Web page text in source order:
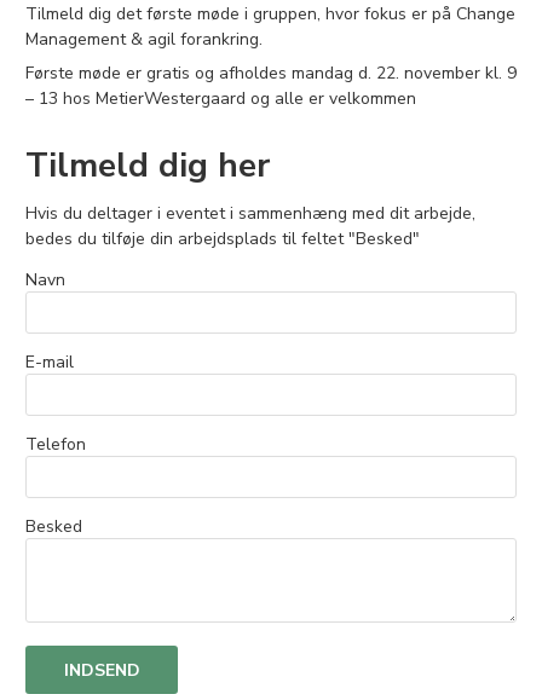
Tilmeld dig det første møde i gruppen, hvor fokus er på Change
Management & agil forankring.
Første møde er gratis og afholdes mandag d. 22. november kl. 9
– 13 hos MetierWestergaard og alle er velkommen
Tilmeld dig her
Hvis du deltager i eventet i sammenhæng med dit arbejde,
bedes du tilføje din arbejdsplads til feltet "Besked"
Navn
E-mail
Telefon
Besked
INDSEND